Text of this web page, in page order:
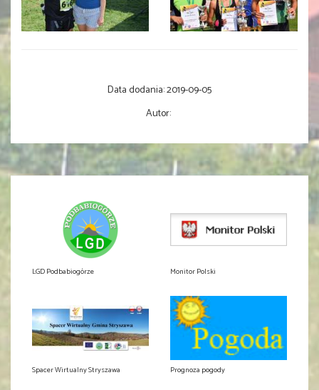
Data dodania:2019-09-05
Autor:
LGD Podbabiogórze Monitor Polski
Spacer Wirtualny Stryszawa Prognoza pogody